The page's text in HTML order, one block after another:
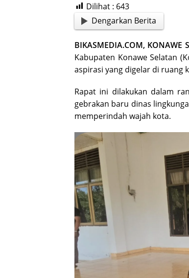
Dilihat : 643
Dengarkan Berita
BIKASMEDIA.COM, KONAWE
Kabupaten Konawe Selatan
aspirasi yang digelar di ruang
Rapat ini dilakukan dalam
gebrakan baru dinas
memperindah wajah kota.